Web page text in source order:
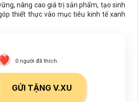
nâng cao giá trị sản phẩm, tạo sinh
thiết thực vào mục tiêu kinh tế xanh
0người đã thích.
GỬI TẶNG V.XU